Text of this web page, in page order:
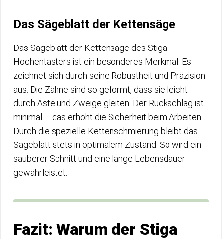
Das Sägeblatt der Kettensäge
Das Sägeblatt der Kettensäge des Stiga
Hochentasters ist ein besonderes Merkmal. Es
zeichnet sich durch seine Robustheit und Präzision
aus. Die Zähne sind so geformt, dass sie leicht
durch Äste und Zweige gleiten. Der Rückschlag ist
minimal – das erhöht die Sicherheit beim Arbeiten.
Durch die spezielle Kettenschmierung bleibt das
Sägeblatt stets in optimalem Zustand. So wird ein
sauberer Schnitt und eine lange Lebensdauer
gewährleistet.
Fazit: Warum der Stiga